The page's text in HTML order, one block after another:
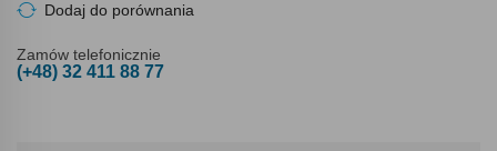
Dodaj do porównania
Zamów telefonicznie
(+48) 32 411 88 77